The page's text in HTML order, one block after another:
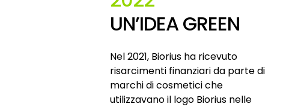
UN’IDEA GREEN
Nel 2021, Biorius ha ricevuto
risarcimenti finanziari da parte di
marchi di cosmetici che
utilizzavano il logo Biorius nelle